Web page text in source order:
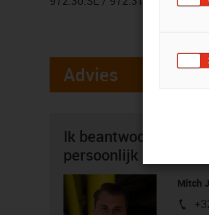
Advies
Ik beantwoord graag
persoonlijk
Mitch
igus-